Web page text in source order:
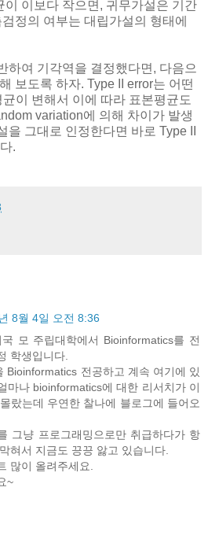
이 이보다 작으면, 귀무가설은 기간
정의 여부는 대립가설의 형태에
하여 기각역을 결정했다면, 다음으
보도록 하자. Type II error는 어떤
이 변해서 이에 따라 표본평균도
variation에 의해 차이가 발생
그대로 인정한다면 바로 Type II
.
8월 4일 오전 8:36
모 주립대학에서 Bioinformatics를 전
학생입니다.
Bioinformatics 전공하고 계속 여기에 있
마나 bioinformatics에 대한 리서치가 이
랐는데 우연한 찰나에 블로그에 들어오
그냥 프로그래밍으로만 취급하다가 항
혀서 지금도 끙끙 앓고 있습니다.
많이 올려주세요.
~